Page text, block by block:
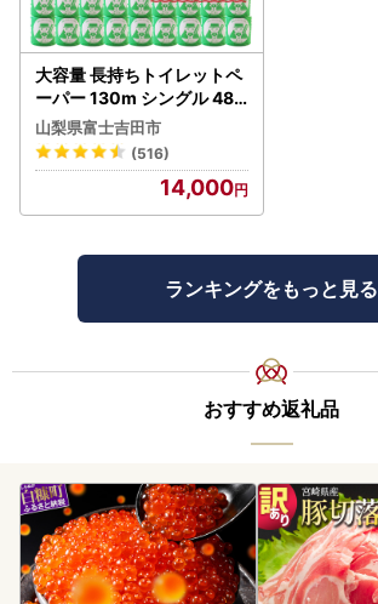
大容量 長持ちトイレットペ
ーパー 130m シングル 48R
芯なし 3倍巻 トイレット
山梨県富士吉田市
(516)
14,000
ランキングをもっと見る
おすすめ返礼品